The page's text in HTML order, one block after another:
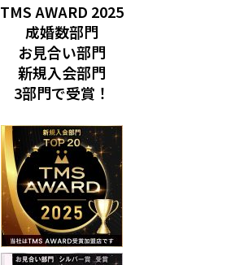
TMS AWARD 2025
成婚数部門
お見合い部門
新規入会部門
3部門で受賞！